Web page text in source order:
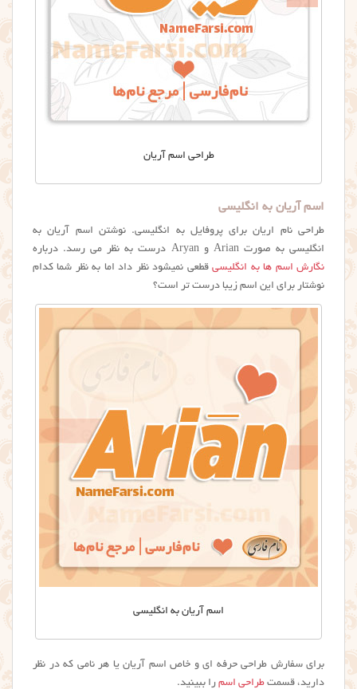
طراحی اسم آریان
اسم آریان به انگلیسی
طراحی نام اریان برای پروفایل به انگلیسی. نوشتن اسم آريان به
انگلیسی به صورت Arian و Aryan درست به نظر می رسد. درباره
نگارش اسم ها به انگلیسیقطعی نمیشود نظر داد اما به نظر شما کدام
نوشتار برای این اسم زیبا درست تر است؟
اسم آریان به انگلیسی
برای سفارش طراحی حرفه ای و خاص اسم آریان یا هر نامی که در نظر
دارید، قسمت طراحی اسم را ببینید.